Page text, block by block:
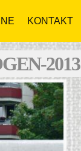
KONTAKT
2013